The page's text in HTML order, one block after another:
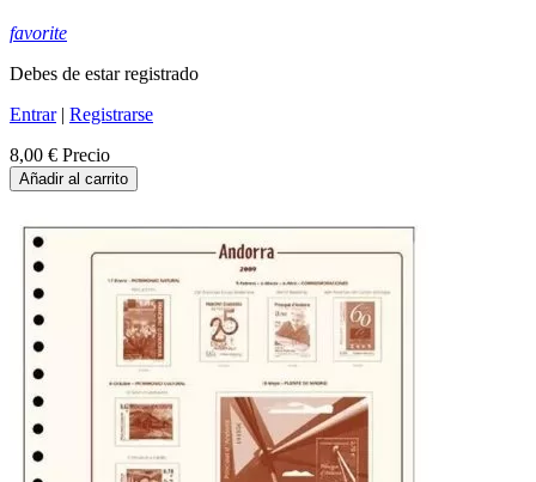
favorite
Debes de estar registrado
Entrar| Registrarse
8,00 € Precio
Añadir al carrito